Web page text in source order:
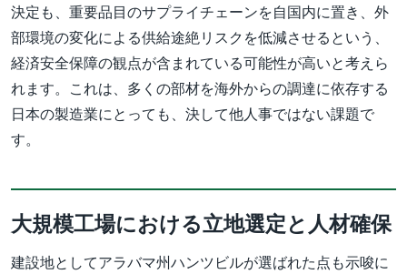
決定も、重要品目のサプライチェーンを自国内に置き、外
部環境の変化による供給途絶リスクを低減させるという、
経済安全保障の観点が含まれている可能性が高いと考えら
れます。これは、多くの部材を海外からの調達に依存する
日本の製造業にとっても、決して他人事ではない課題で
す。
大規模工場における立地選定と人材確保
建設地としてアラバマ州ハンツビルが選ばれた点も示唆に